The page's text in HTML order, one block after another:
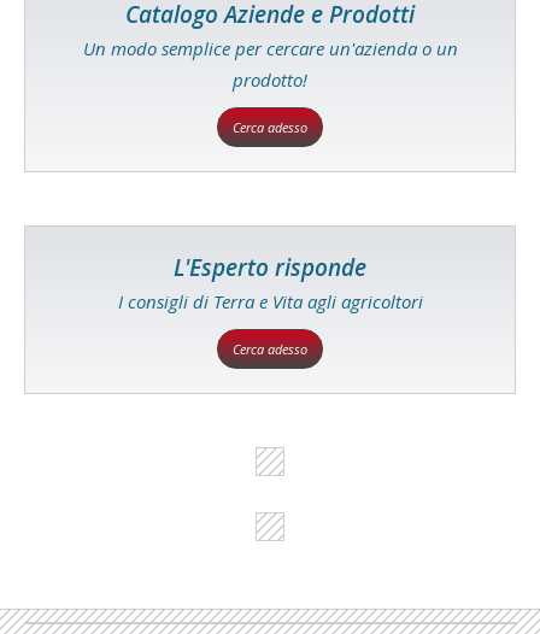
Catalogo Aziende e Prodotti
Un modo semplice per cercare un'azienda o un
prodotto!
Cerca adesso
L'Esperto risponde
I consigli di Terra e Vita agli agricoltori
Cerca adesso